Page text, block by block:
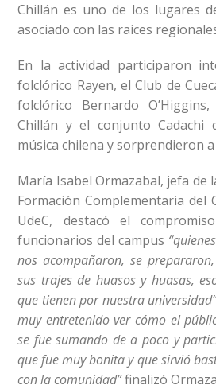
Chillán es uno de los lugares
asociado con las raíces
En la actividad participaron
folclórico Rayen, el Club de
folclórico Bernardo
Chillán y el conjunto Cadachi
música chilena y sorprendieron
María Isabel Ormazabal, jefa de
Formación Complementaria del
UdeC, destacó el
funcionarios del campus
nos acompañaron, se
sus trajes de huasos y huasas,
que tienen por nuestra
muy entretenido ver cómo el
se fue sumando de a poco y
que fue muy bonita y que sirvió
con la comunidad”finalizó